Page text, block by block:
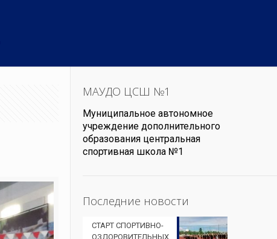
МАУДО ЦСШ №1
Муниципальное автономное
учреждение дополнительного
образования центральная
спортивная школа №1
Последние новости
СТАРТ СПОРТИВНО-
ОЗДОРОВИТЕЛЬНЫХ